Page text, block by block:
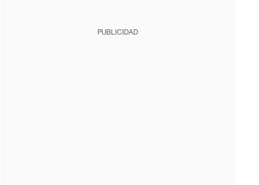
PUBLICIDAD